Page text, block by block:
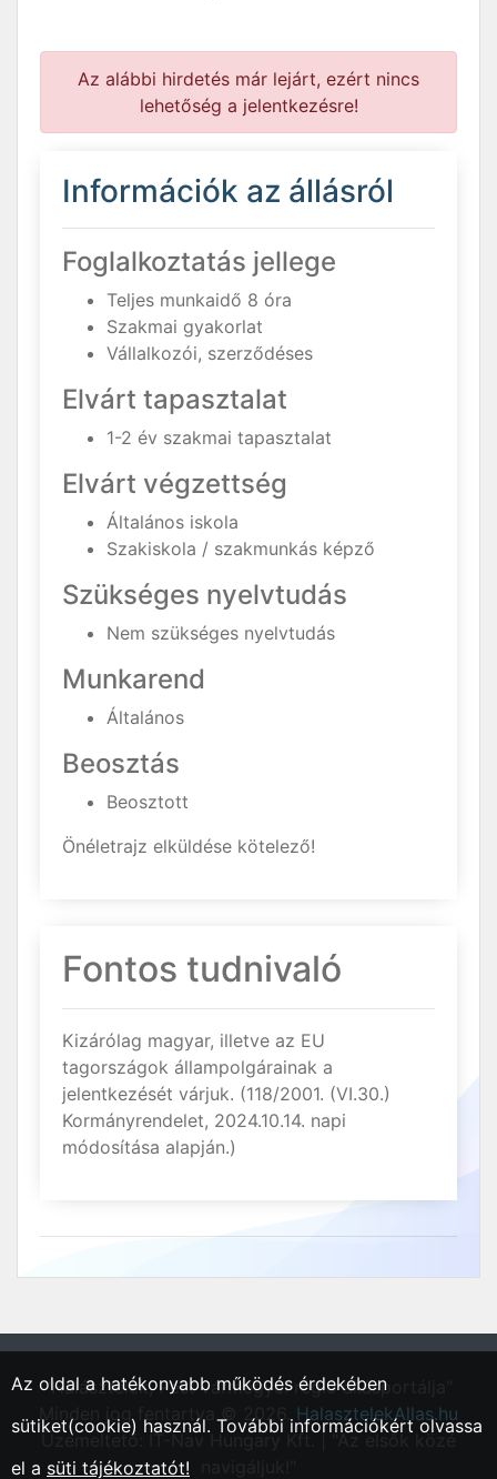
Az alábbi hirdetés már lejárt, ezért nincs
lehetőség a jelentkezésre!
Információk az állásról
Foglalkoztatás jellege
Teljes munkaidő 8 óra
Szakmai gyakorlat
Vállalkozói, szerződéses
Elvárt tapasztalat
1-2 év szakmai tapasztalat
Elvárt végzettség
Általános iskola
Szakiskola / szakmunkás képző
Szükséges nyelvtudás
Nem szükséges nyelvtudás
Munkarend
Általános
Beosztás
Beosztott
Önéletrajz elküldése kötelező!
Fontos tudnivaló
Kizárólag magyar, illetve az EU
tagországok állampolgárainak a
jelentkezését várjuk. (118/2001. (VI.30.)
Kormányrendelet, 2024.10.14. napi
módosítása alapján.)
"Halásztelek, Pest vármegyei régió állásportálja"
Minden jog fentartva © 2026. HalasztelekAllas.hu
Üzemeltető: IT-Nav Hungary Kft. | "Az elsők közé
Az oldal a hatékonyabb működés érdekében
sütiket(cookie) használ. További információkért olvassa
el a süti tájékoztatót!